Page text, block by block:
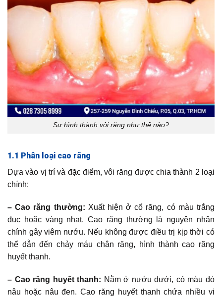
Sự hình thành vôi răng như thế nào?
1.1 Phân loại cao răng
Dựa vào vị trí và đặc điểm, vôi răng được chia thành 2 loại
chính:
– Cao răng thường: Xuất hiện ở cổ răng, có màu trắng
đục hoặc vàng nhạt. Cao răng thường là nguyên nhân
chính gây viêm nướu. Nếu không được điều trị kịp thời có
thể dẫn đến chảy máu chân răng, hình thành cao răng
huyết thanh.
– Cao răng huyết thanh: Nằm ở nướu dưới, có màu đỏ
nâu hoặc nâu đen. Cao răng huyết thanh chứa nhiều vi